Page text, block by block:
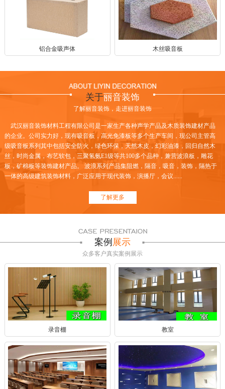
铝合金吸声体 木丝吸音板
关于丽音装饰
了解丽音装饰，走进丽音装饰
武汉丽音装饰材料工程有限公司是一家生产各种声学产品及木质装饰建材产品
的企业。公司实力好，现有吸音板，高光免漆板等多个生产车间，现公司主管高
级吸音板系列其中包括安全防火，绿色环保，天然木皮，幻彩油漆，回归自然木
丝，时尚金属，布艺软包，三聚氢氨E1级等共100多个品种，兼营波浪板，雕花
板，矿棉板等装饰建材产品。 波浪系列产品集阻燃，隔音，吸音，装饰，隔热于
一体的高级建筑装饰材料，广泛应用于现代装饰，演播厅，会议......
了解更多
案例 展示
众多客户真实案例展示
录音棚 教室